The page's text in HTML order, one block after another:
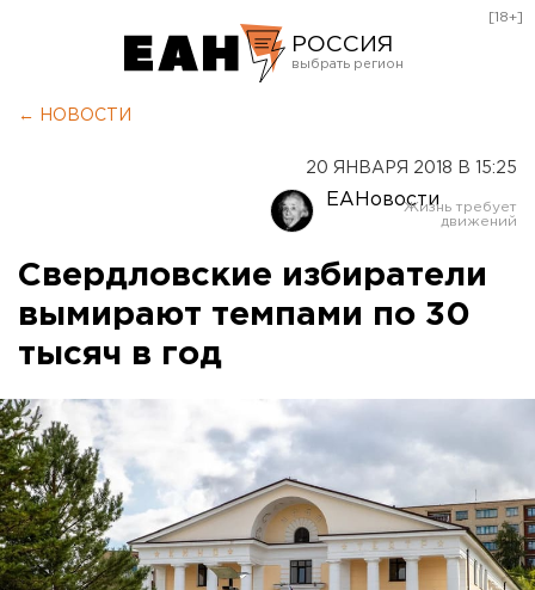
РОССИЯ
Оренбург
[18+]
← НОВОСТИ
20 ЯНВАРЯ 2018 В 15:25
ЕАНовости
Свердловские избиратели
вымирают темпами по 30
тысяч в год